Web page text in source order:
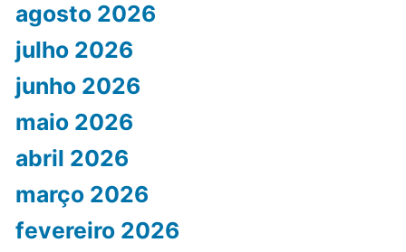
agosto 2026
julho 2026
junho 2026
maio 2026
abril 2026
março 2026
fevereiro 2026